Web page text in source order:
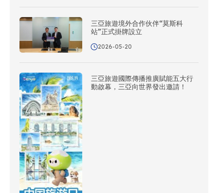
三亞旅遊境外合作伙伴“莫斯科
站”正式掛牌設立
2026-05-20
三亞旅遊國際傳播推廣賦能五大行
動啟幕，三亞向世界發出邀請！